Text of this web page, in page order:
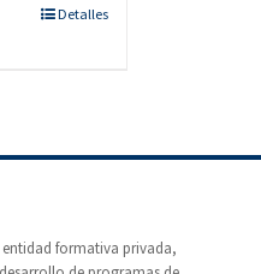
Detalles
entidad formativa privada,